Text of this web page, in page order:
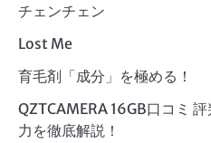
チェンチェン
Lost Me
育毛剤「成分」を極める！
QZTCAMERA 16GB口コミ
力を徹底解説！